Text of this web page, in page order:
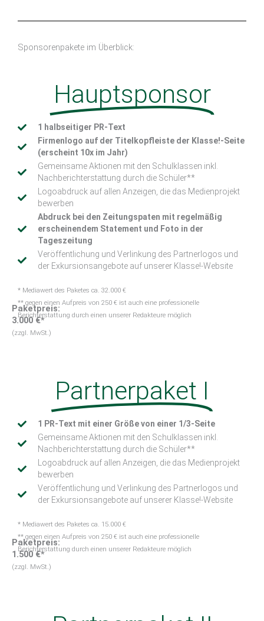
Sponsorenpakete im Überblick:
Hauptsponsor
1 halbseitiger PR-Text
Firmenlogo auf der Titelkopfleiste der Klasse!-Seite
(erscheint 10x im Jahr)
Gemeinsame Aktionen mit den Schulklassen inkl.
Nachberichterstattung durch die Schüler**
Logoabdruck auf allen Anzeigen, die das Medienprojekt
bewerben
Abdruck bei den Zeitungspaten mit regelmäßig
erscheinendem Statement und Foto in der
Tageszeitung
Veröffentlichung und Verlinkung des Partnerlogos und
der Exkursionsangebote auf unserer Klasse!-Website
* Mediawert des Paketes ca. 32.000 €
** gegen einen Aufpreis von 250 € ist auch eine professionelle
Berichterstattung durch einen unserer Redakteure möglich
Paketpreis:
3.000 €*
(zzgl. MwSt.)
Partnerpaket I
1 PR-Text mit einer Größe von einer 1/3-Seite
Gemeinsame Aktionen mit den Schulklassen inkl.
Nachberichterstattung durch die Schüler**
Logoabdruck auf allen Anzeigen, die das Medienprojekt
bewerben
Veröffentlichung und Verlinkung des Partnerlogos und
der Exkursionsangebote auf unserer Klasse!-Website
* Mediawert des Paketes ca. 15.000 €
** gegen einen Aufpreis von 250 € ist auch eine professionelle
Berichterstattung durch einen unserer Redakteure möglich
Paketpreis:
1.500 €*
(zzgl. MwSt.)